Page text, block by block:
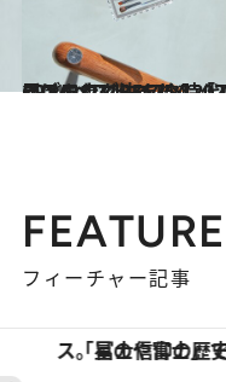
2021.12.11
CREAベストコスメ 2021ランキング マスク時代の眉はこれで決まり！「アイブロウ」BEST5
ビューティ＆ヘルス
FEATURE
フィーチャー記事